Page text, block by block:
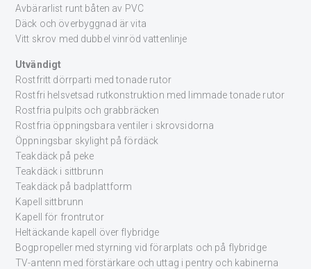
Avbärarlist runt båten av PVC
Däck och överbyggnad är vita
Vitt skrov med dubbel vinröd vattenlinje
Utvändigt
Rostfritt dörrparti med tonade rutor
Rostfri helsvetsad rutkonstruktion med limmade tonade rutor
Rostfria pulpits och grabbräcken
Rostfria öppningsbara ventiler i skrovsidorna
Öppningsbar skylight på fördäck
Teakdäck på peke
Teakdäck i sittbrunn
Teakdäck på badplattform
Kapell sittbrunn
Kapell för frontrutor
Heltäckande kapell över flybridge
Bogpropeller med styrning vid förarplats och på flybridge
TV-antenn med förstärkare och uttag i pentry och kabinerna